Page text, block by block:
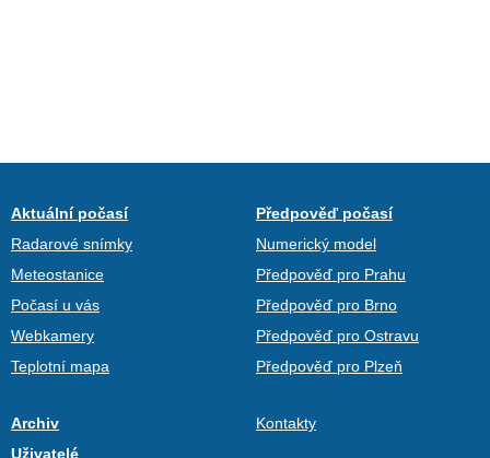
Aktuální počasí
Radarové snímky
Meteostanice
Počasí u vás
Webkamery
Teplotní mapa
Předpověď počasí
Numerický model
Předpověď pro Prahu
Předpověď pro Brno
Předpověď pro Ostravu
Předpověď pro Plzeň
Archiv
Uživatelé
Kontakty